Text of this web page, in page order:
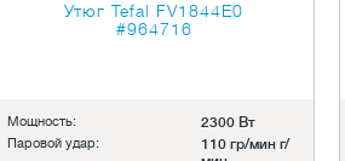
Утюг Tefal FV1844E0
#964716
Мощность: 2300 Вт
Паровой удар:
110 гр/мин г/